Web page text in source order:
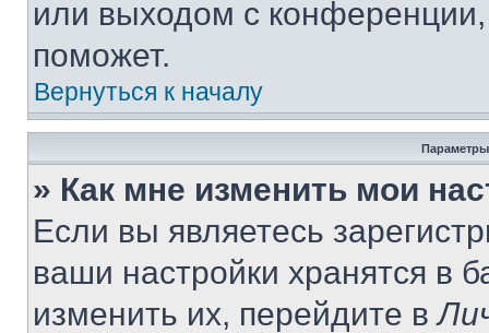
или выходом с
поможет.
Вернуться к началу
Параметры
» Как мне изменить мои
Если вы являетесь
ваши настройки хранятся в
изменить их, перейдите в